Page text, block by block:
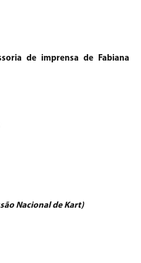
de imprensa de Fabiana
Nacional de Kart)